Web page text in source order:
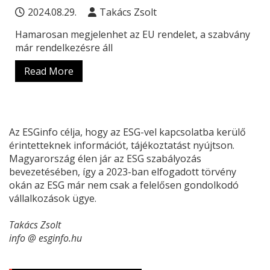
2024.08.29.
Takács Zsolt
Hamarosan megjelenhet az EU rendelet, a szabvány
már rendelkezésre áll
Read More
Az ESGinfo célja, hogy az ESG-vel kapcsolatba kerülő
érintetteknek információt, tájékoztatást nyújtson.
Magyarország élen jár az ESG szabályozás
bevezetésében, így a 2023-ban elfogadott törvény
okán az ESG már nem csak a felelősen gondolkodó
vállalkozások ügye.
Takács Zsolt
info @ esginfo.hu